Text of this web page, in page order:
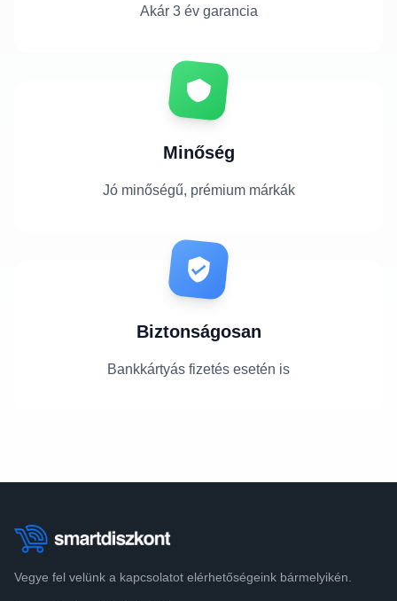
Akár 3 év garancia
Minőség
Jó minőségű, prémium márkák
Biztonságosan
Bankkártyás fizetés esetén is
Vegye fel velünk a kapcsolatot elérhetőségeink bármelyikén.